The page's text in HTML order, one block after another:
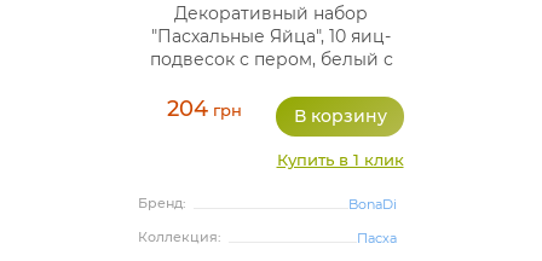
Декоративный набор
"Пасхальные Яйца", 10 яиц-
подвесок с пером, белый с
204 грн
Купить в 1 клик
Бренд:
BonaDi
Коллекция:
Пасха